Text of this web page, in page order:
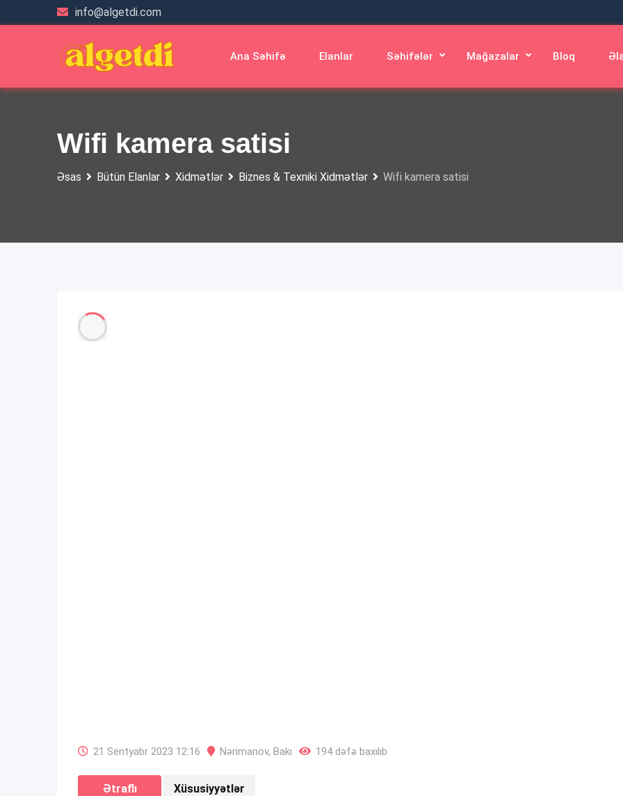
to
info@algetdi.com
Ana Səhifə Elanlar Səhifələr Mağazalar Bloq
Wifi kamera satisi
Əsas Bütün Elanlar Xidmətlər Biznes & Texniki Xidmətlər Wifi kamera satisi
21 Sentyabr 2023 12:16 Nərimanov, Bakı 194 dəfə baxılıb
Ətraflı Xüsusiyyətlər